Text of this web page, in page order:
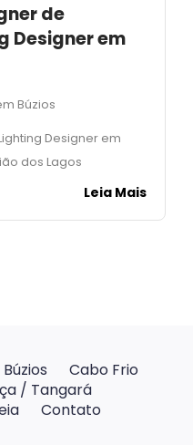
de
Designer em
Búzios
Designer em
dos Lagos
Leia Mais
Cabo Frio
/ Tangará
Contato